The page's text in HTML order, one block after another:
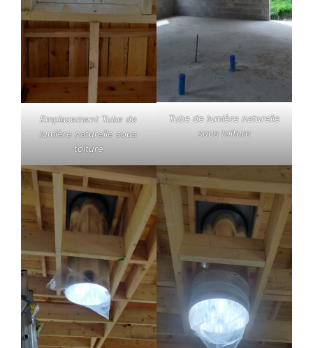
Emplacement Tube de
lumière naturelle sous
toiture
Tube de lumière naturelle
sous toiture